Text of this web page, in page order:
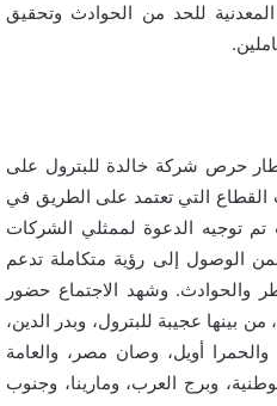
المعدنية للحد من الحوادث وتحقيق
إطار حرص شركة خالدة للبترول على
التي تعتمد على الطريق في
تم توجيه الدعوة لممثلي الشركات
الوصول إلى رؤية متكاملة تدعم
والحوادث. وشهد الاجتماع حضور
بينها عجيبة للبترول، وبدر الدين،
والحمرا أويل، وصان مصر، والعامة
وبرج العرب، ومارينا، وجنوب